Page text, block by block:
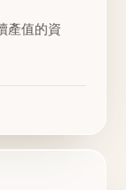
產值的資